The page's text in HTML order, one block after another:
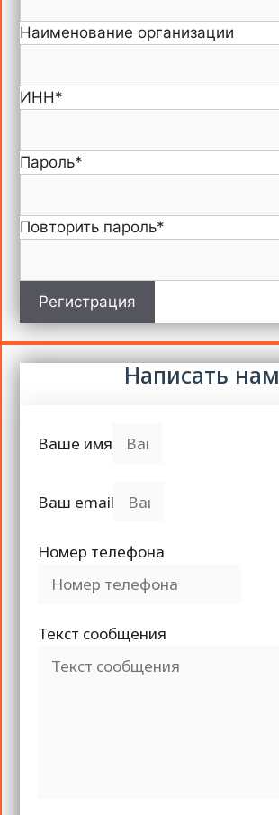
Наименование организации
ИНН*
Пароль*
Повторить пароль*
Регистрация
Написать нам
Ваше имя
Ваш email
Номер телефона
Текст сообщения